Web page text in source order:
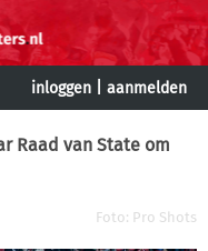
inloggen aanmelden
Raad van State om
Foto: Pro Shots